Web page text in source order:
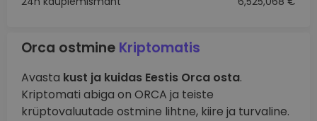
Orca ostmine Kriptomatis
Avasta kust ja kuidas Eestis Orca osta.
Kriptomati abiga on ORCA ja teiste
krüptovaluutade ostmine lihtne, kiire ja turvaline.